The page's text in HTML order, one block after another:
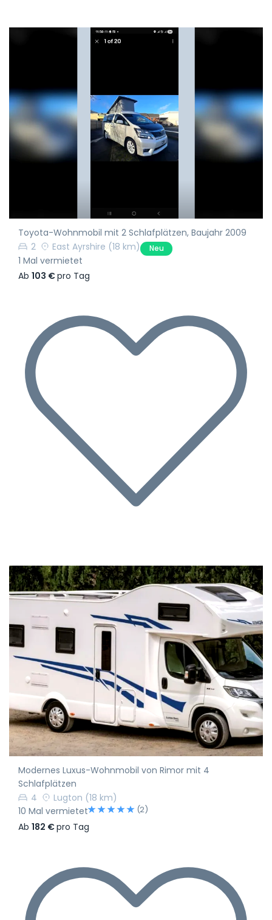
Toyota-Wohnmobil mit 2 Schlafplätzen, Baujahr 2009
2
East Ayrshire (18 km) Neu
1 Mal vermietet
Ab 103 €pro Tag
Modernes Luxus-Wohnmobil von Rimor mit 4
Schlafplätzen
4
Lugton (18 km)
10 Mal vermietet
(2)
Ab 182 €pro Tag